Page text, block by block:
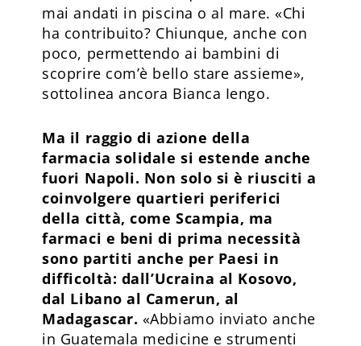
mai andati in piscina o al mare. «Chi
ha contribuito? Chiunque, anche con
poco, permettendo ai bambini di
scoprire com’è bello stare assieme»,
sottolinea ancora Bianca Iengo.
Ma il raggio di azione della
farmacia solidale si estende anche
fuori Napoli. Non solo si è riusciti a
coinvolgere quartieri periferici
della città, come Scampia, ma
farmaci e beni di prima necessità
sono partiti anche per Paesi in
difficoltà: dall’Ucraina al Kosovo,
dal Libano al Camerun, al
Madagascar. «Abbiamo inviato anche
in Guatemala medicine e strumenti